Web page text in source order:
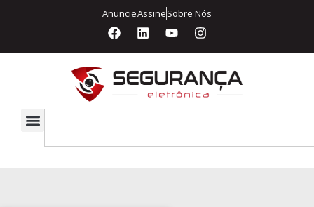
AnuncieAssineSobre Nós